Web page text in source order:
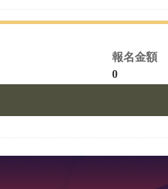
報名金額
0